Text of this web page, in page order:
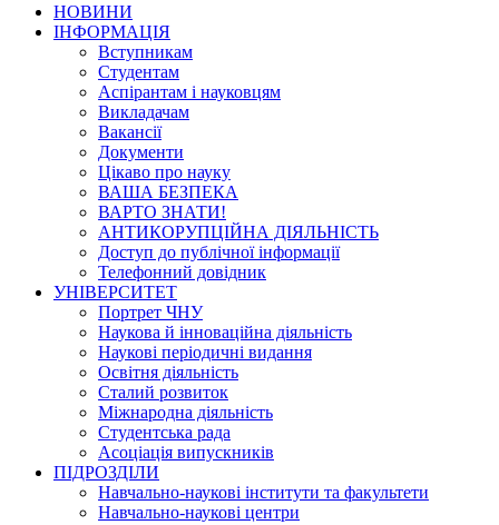
НОВИНИ
ІНФОРМАЦІЯ
Вступникам
Студентам
Аспірантам і науковцям
Викладачам
Вакансії
Документи
Цікаво про науку
ВАША БЕЗПЕКА
ВАРТО ЗНАТИ!
АНТИКОРУПЦІЙНА ДІЯЛЬНІСТЬ
Доступ до публічної інформації
Телефонний довідник
УНІВЕРСИТЕТ
Портрет ЧНУ
Наукова й інноваційна діяльність
Наукові періодичні видання
Освітня діяльність
Сталий розвиток
Міжнародна діяльність
Студентська рада
Асоціація випускників
ПІДРОЗДІЛИ
Навчально-наукові інститути та факультети
Навчально-наукові центри